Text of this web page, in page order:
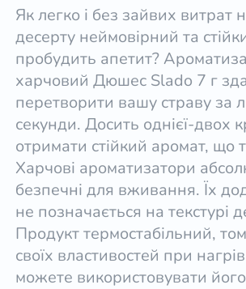
Як легко і без зайвих витрат
десерту неймовірний та
пробудить апетит?
харчовий Дюшес Slado 7 г
перетворити вашу страву за
секунди. Досить однієї-двох
отримати стійкий аромат, що
Харчові ароматизатори
безпечні для вживання. Їх
не позначається на текстурі
Продукт термостабільний,
своїх властивостей при
можете використовувати